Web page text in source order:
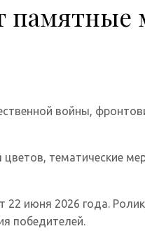
войны,
тематические
июня 2026 года.
победителей.